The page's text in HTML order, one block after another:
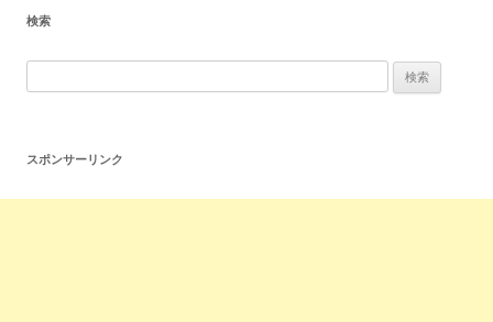
検索
スポンサーリンク